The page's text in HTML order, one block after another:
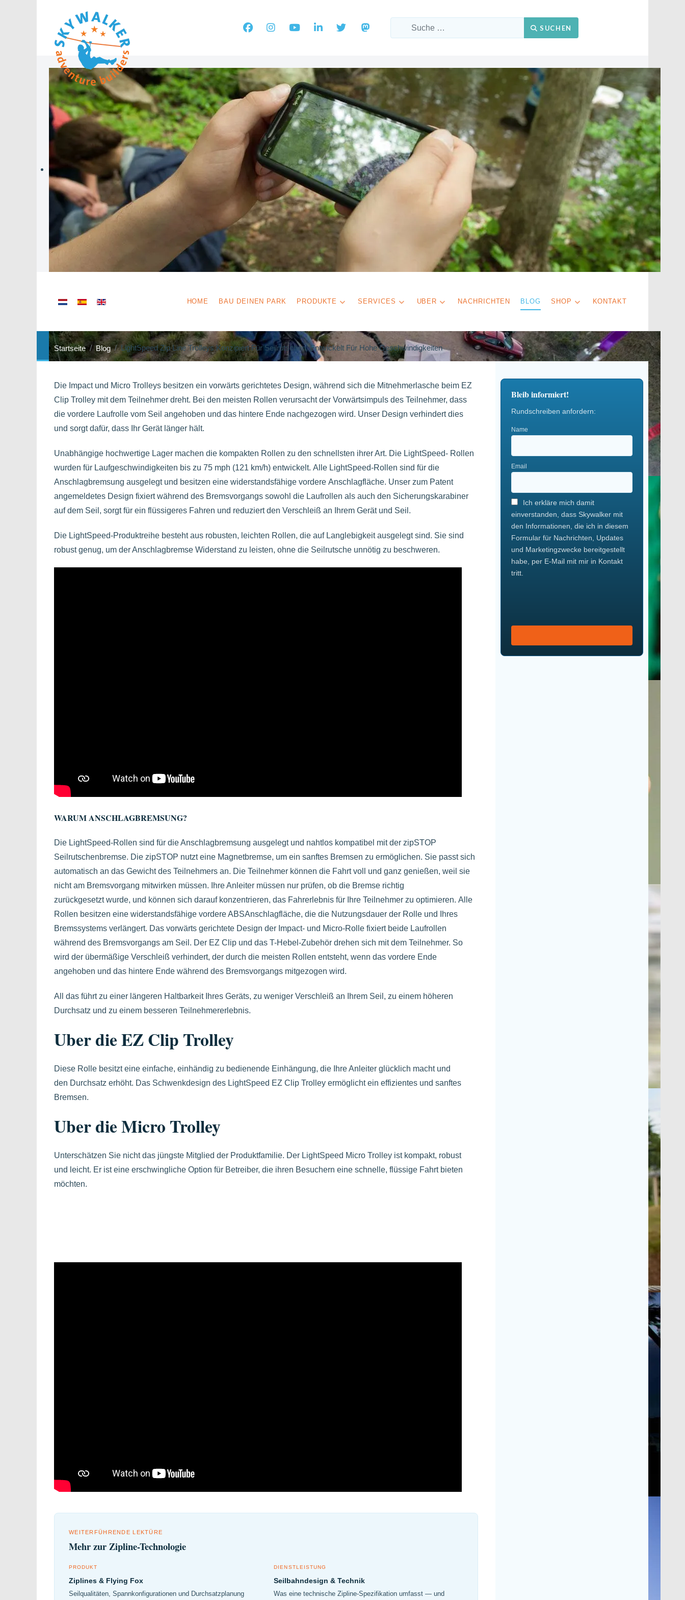
SUCHEN
Sprache auswählen HOME BAU DEINEN PARK PRODUKTE SERVICES UBER NACHRICHTEN BLOG SHOP KONTAKT
Startseite Blog LightSpeed Zip Line Trolleys Konzipiert Für Seilrutschen, Entwickelt Für Hohe Geschwindigkeiten
Die Impact und Micro Trolleys besitzen ein vorwärts gerichtetes Design, während sich die Mitnehmerlasche beim EZ
Clip Trolley mit dem Teilnehmer dreht. Bei den meisten Rollen verursacht der Vorwärtsimpuls des Teilnehmer, dass
die vordere Laufrolle vom Seil angehoben und das hintere Ende nachgezogen wird. Unser Design verhindert dies
und sorgt dafür, dass Ihr Gerät länger hält.
Unabhängige hochwertige Lager machen die kompakten Rollen zu den schnellsten ihrer Art. Die LightSpeed- Rollen
wurden für Laufgeschwindigkeiten bis zu 75 mph (121 km/h) entwickelt. Alle LightSpeed-Rollen sind für die
Anschlagbremsung ausgelegt und besitzen eine widerstandsfähige vordere Anschlagfläche. Unser zum Patent
angemeldetes Design fixiert während des Bremsvorgangs sowohl die Laufrollen als auch den Sicherungskarabiner
auf dem Seil, sorgt für ein flüssigeres Fahren und reduziert den Verschleiß an Ihrem Gerät und Seil.
Die LightSpeed-Produktreihe besteht aus robusten, leichten Rollen, die auf Langlebigkeit ausgelegt sind. Sie sind
robust genug, um der Anschlagbremse Widerstand zu leisten, ohne die Seilrutsche unnötig zu beschweren.
WARUM ANSCHLAGBREMSUNG?
Die LightSpeed-Rollen sind für die Anschlagbremsung ausgelegt und nahtlos kompatibel mit der zipSTOP
Seilrutschenbremse. Die zipSTOP nutzt eine Magnetbremse, um ein sanftes Bremsen zu ermöglichen. Sie passt sich
automatisch an das Gewicht des Teilnehmers an. Die Teilnehmer können die Fahrt voll und ganz genießen, weil sie
nicht am Bremsvorgang mitwirken müssen. Ihre Anleiter müssen nur prüfen, ob die Bremse richtig
zurückgesetzt wurde, und können sich darauf konzentrieren, das Fahrerlebnis für Ihre Teilnehmer zu optimieren. Alle
Rollen besitzen eine widerstandsfähige vordere ABSAnschlagfläche, die die Nutzungsdauer der Rolle und Ihres
Bremssystems verlängert. Das vorwärts gerichtete Design der Impact- und Micro-Rolle fixiert beide Laufrollen
während des Bremsvorgangs am Seil. Der EZ Clip und das T-Hebel-Zubehör drehen sich mit dem Teilnehmer. So
wird der übermäßige Verschleiß verhindert, der durch die meisten Rollen entsteht, wenn das vordere Ende
angehoben und das hintere Ende während des Bremsvorgangs mitgezogen wird.
All das führt zu einer längeren Haltbarkeit Ihres Geräts, zu weniger Verschleiß an Ihrem Seil, zu einem höheren
Durchsatz und zu einem besseren Teilnehmererlebnis.
Uber die EZ Clip Trolley
Diese Rolle besitzt eine einfache, einhändig zu bedienende Einhängung, die Ihre Anleiter glücklich macht und
den Durchsatz erhöht. Das Schwenkdesign des LightSpeed EZ Clip Trolley ermöglicht ein effizientes und sanftes
Bremsen.
Uber die Micro Trolley
Unterschätzen Sie nicht das jüngste Mitglied der Produktfamilie. Der LightSpeed Micro Trolley ist kompakt, robust
und leicht. Er ist eine erschwingliche Option für Betreiber, die ihren Besuchern eine schnelle, flüssige Fahrt bieten
möchten.
WEITERFÜHRENDE LEKTÜRE
Mehr zur Zipline-Technologie
PRODUKT
Ziplines & Flying Fox
Seilqualitäten, Spannkonfigurationen und Durchsatzplanung
DIENSTLEISTUNG
Seilbahndesign & Technik
Was eine technische Zipline-Spezifikation umfasst — und
Bleib informiert!
Rundschreiben anfordern:
Name
Email
Ich erkläre mich damit
einverstanden, dass Skywalker mit
den Informationen, die ich in diesem
Formular für Nachrichten, Updates
und Marketingzwecke bereitgestellt
habe, per E-Mail mit mir in Kontakt
tritt.